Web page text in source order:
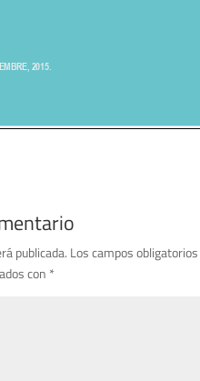
publicada. Los campos obligatorios
con *